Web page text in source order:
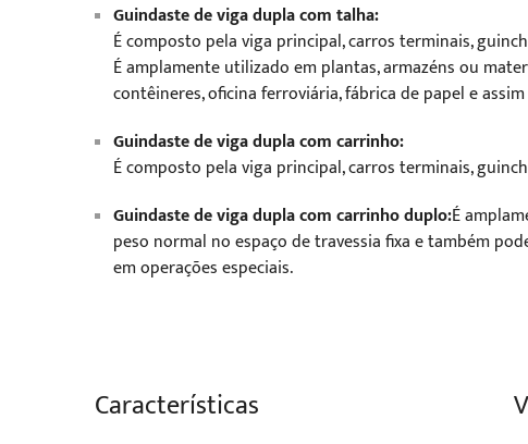
Guindaste de viga dupla com talha:
É composto pela viga principal, carros terminais,
É amplamente utilizado em plantas, armazéns ou
contêineres, oficina ferroviária, fábrica de papel e
Guindaste de viga dupla com carrinho:
É composto pela viga principal, carros terminais,
Guindaste de viga dupla com carrinho duplo:É
peso normal no espaço de travessia fixa e também
em operações especiais.
Características